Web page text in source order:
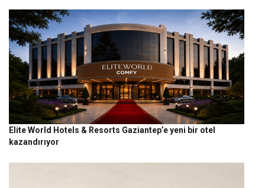
Elite World Hotels & Resorts Gaziantep’e yeni bir otel
kazandırıyor